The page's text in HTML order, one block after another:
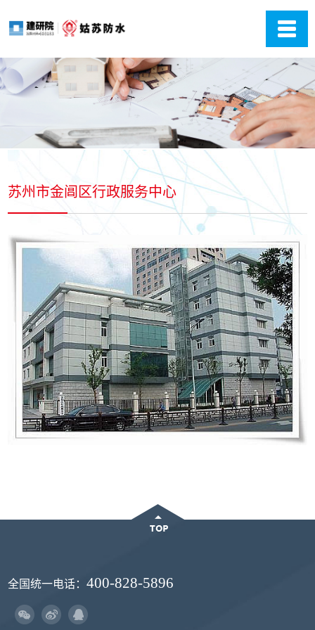
苏州市金阊区行政服务中心
全国统一电话：400-828-5896